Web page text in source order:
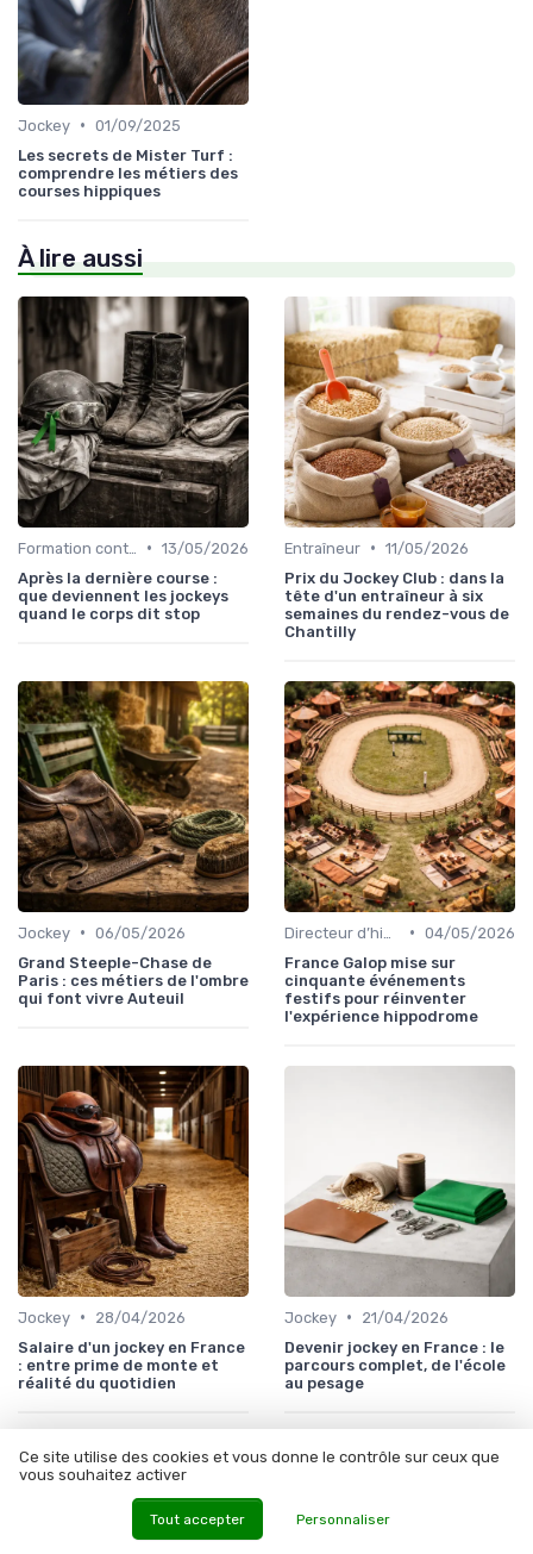
Jockey • 01/09/2025
Les secrets de Mister Turf :
comprendre les métiers des
courses hippiques
À lire aussi
• 13/05/2026
Après la dernière course :
que deviennent les jockeys
quand le corps dit stop
Entraîneur • 11/05/2026
Prix du Jockey Club : dans la
tête d'un entraîneur à six
semaines du rendez-vous de
Chantilly
Jockey • 06/05/2026
Grand Steeple-Chase de
Paris : ces métiers de l'ombre
qui font vivre Auteuil
• 04/05/2026
France Galop mise sur
cinquante événements
festifs pour réinventer
l'expérience hippodrome
Jockey •
28/04/2026
Salaire d'un jockey en France
: entre prime de monte et
réalité du quotidien
Jockey •
21/04/2026
Devenir jockey en France : le
parcours complet, de l'école
au pesage
Ce site utilise des cookies et vous donne le contrôle sur ceux que
vous souhaitez activer
Tout accepter Personnaliser